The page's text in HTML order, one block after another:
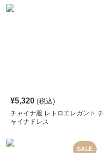
¥5,320 (税込)
チャイナ服 レトロエレガント チ
ャイナドレス
SALE